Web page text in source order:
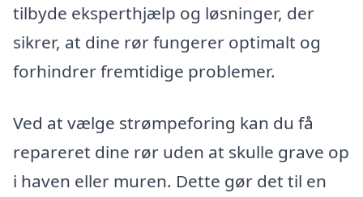
tilbyde eksperthjælp og løsninger, der
sikrer, at dine rør fungerer optimalt og
forhindrer fremtidige problemer.
Ved at vælge strømpeforing kan du få
repareret dine rør uden at skulle grave op
i haven eller muren. Dette gør det til en